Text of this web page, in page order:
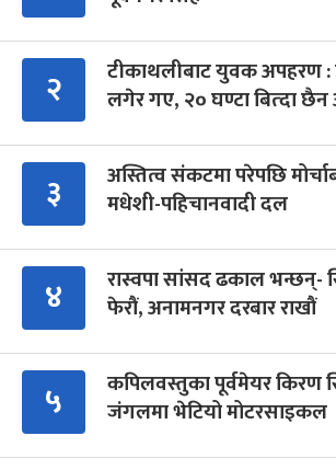
२
टीकाथलीबाट युवक अपहरण :
लगेर गए, २० घण्टा बित्दा छैन
३
अस्तित्व संकटमा परेपछि
मधेशी-पहिचानवादी दल
४
रास्वपा सांसद ढकाल भन्छन्-
फेरौं, अनामनगर दरबार राखौं
५
कपिलवस्तुका पूर्वमेयर किरण
जंगलमा भेटियो मोटरसाइकल